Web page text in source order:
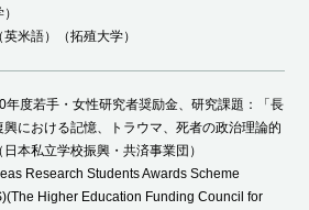
英米語）（拓殖大学）
年度若手・女性研究者奨励金、研究課題：「長
興における記憶、トラウマ、死者の政治理論的
本私立学校振興・共済事業団）
Research Students Awards Scheme
Higher Education Funding Council for